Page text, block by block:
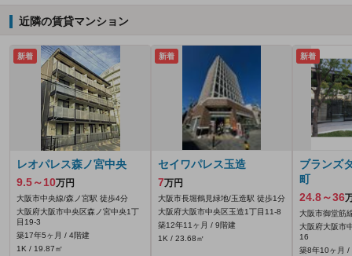
近隣の賃貸マンション
新着
レオパレス森ノ宮中央
9.5～10万円
大阪市中央線/森ノ宮駅 徒歩4分
大阪府大阪市中央区森ノ宮中央1丁
目19-3
築17年5ヶ月 / 4階建
1K / 19.87㎡
新着
セイワパレス玉造
7万円
大阪市長堀鶴見緑地/玉造駅 徒歩1分
大阪府大阪市中央区玉造1丁目11-8
築12年11ヶ月 / 9階建
1K / 23.68㎡
新着
ブランズ
町
24.8～36
大阪市御堂筋
大阪府大阪市
16
築8年10ヶ月 /